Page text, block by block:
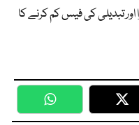
تبدیلی کی فیس کم کرنے کا
WhatsApp